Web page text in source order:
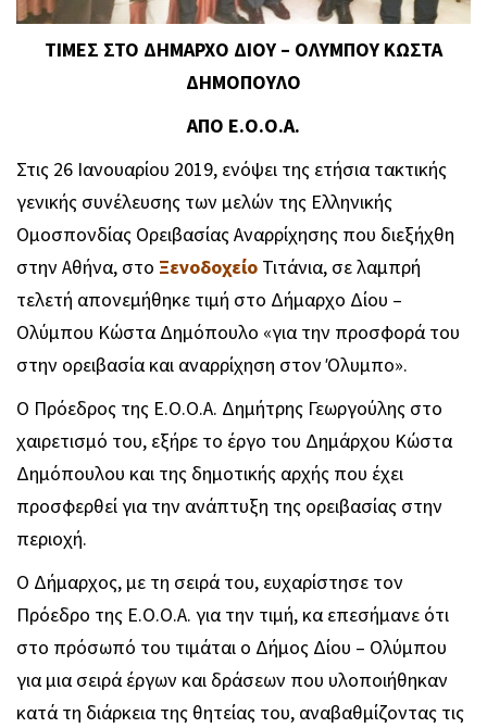
ΤΙΜΕΣ ΣΤΟ ΔΗΜΑΡΧΟ ΔΙΟΥ – ΟΛΥΜΠΟΥ ΚΩΣΤΑ
ΔΗΜΟΠΟΥΛΟ
ΑΠΟ Ε.Ο.Ο.Α.
Στις 26 Ιανουαρίου 2019, ενόψει της ετήσια τακτικής
γενικής συνέλευσης των μελών της Ελληνικής
Ομοσπονδίας Ορειβασίας Αναρρίχησης που διεξήχθη
στην Αθήνα, στο Ξενοδοχείο Τιτάνια, σε λαμπρή
τελετή απονεμήθηκε τιμή στο Δήμαρχο Δίου –
Ολύμπου Κώστα Δημόπουλο «για την προσφορά του
στην ορειβασία και αναρρίχηση στον Όλυμπο».
Ο Πρόεδρος της Ε.Ο.Ο.Α. Δημήτρης Γεωργούλης στο
χαιρετισμό του, εξήρε το έργο του Δημάρχου Κώστα
Δημόπουλου και της δημοτικής αρχής που έχει
προσφερθεί για την ανάπτυξη της ορειβασίας στην
περιοχή.
Ο Δήμαρχος, με τη σειρά του, ευχαρίστησε τον
Πρόεδρο της Ε.Ο.Ο.Α. για την τιμή, κα επεσήμανε ότι
στο πρόσωπό του τιμάται ο Δήμος Δίου – Ολύμπου
για μια σειρά έργων και δράσεων που υλοποιήθηκαν
κατά τη διάρκεια της θητείας του, αναβαθμίζοντας τις